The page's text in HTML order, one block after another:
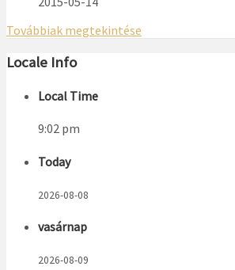
Továbbiak megtekintése
Locale Info
Local Time
9:02 pm
Today
2026-08-08
vasárnap
2026-08-09